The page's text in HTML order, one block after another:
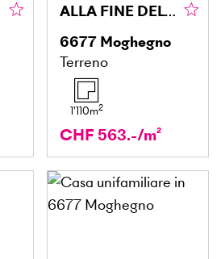
ALLA FINE DEL VILLAGGIO CON UNA SPLENDIDA VISTA
6677 Moghegno
Terreno
1'110m2
CHF 563.-/m²